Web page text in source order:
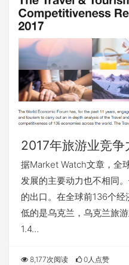
2017年旅游业竞争
据Market Watch文章，全
发展的主要动力也不相同
的出口。在全球前136个
低的是乌克兰，乌克兰旅
1.4…
8,177次阅读 0人点赞